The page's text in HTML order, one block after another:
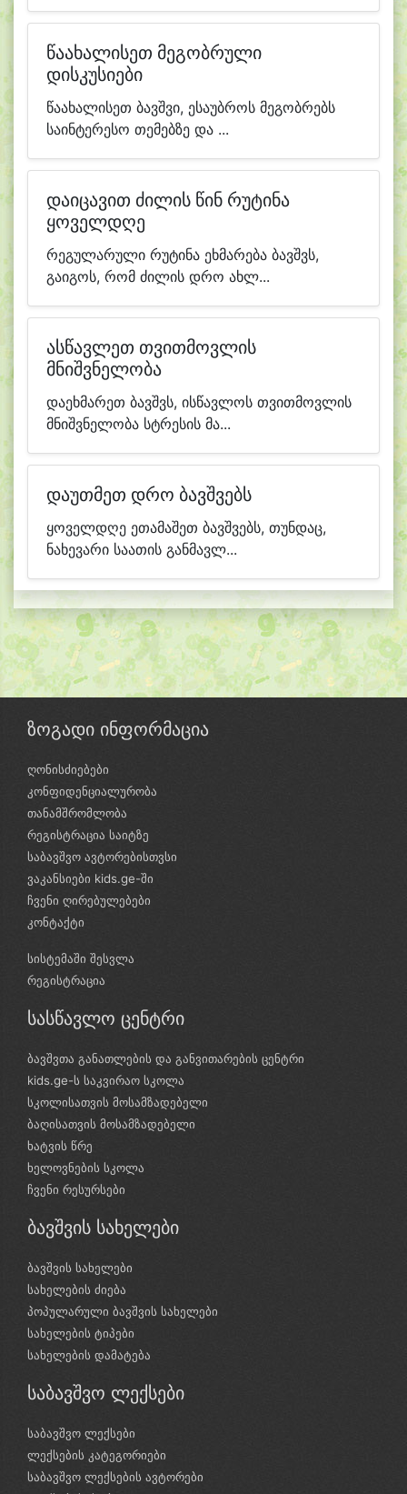
წაახალისეთ მეგობრული
დისკუსიები
წაახალისეთ ბავშვი, ესაუბროს მეგობრებს
საინტერესო თემებზე და ...
დაიცავით ძილის წინ რუტინა
ყოველდღე
რეგულარული რუტინა ეხმარება ბავშვს,
გაიგოს, რომ ძილის დრო ახლ...
ასწავლეთ თვითმოვლის
მნიშვნელობა
დაეხმარეთ ბავშვს, ისწავლოს თვითმოვლის
მნიშვნელობა სტრესის მა...
დაუთმეთ დრო ბავშვებს
ყოველდღე ეთამაშეთ ბავშვებს, თუნდაც,
ნახევარი საათის განმავლ...
ზოგადი ინფორმაცია
ღონისძიებები
კონფიდენციალურობა
თანამშრომლობა
რეგისტრაცია საიტზე
საბავშვო ავტორებისთვსი
ვაკანსიები kids.ge-ში
ჩვენი ღირებულებები
კონტაქტი
სისტემაში შესვლა
რეგისტრაცია
სასწავლო ცენტრი
ბავშვთა განათლების და განვითარების ცენტრი
kids.ge-ს საკვირაო სკოლა
სკოლისათვის მოსამზადებელი
ბაღისათვის მოსამზადებელი
ხატვის წრე
ხელოვნების სკოლა
ჩვენი რესურსები
ბავშვის სახელები
ბავშვის სახელები
სახელების ძიება
პოპულარული ბავშვის სახელები
სახელების ტიპები
სახელების დამატება
საბავშვო ლექსები
საბავშვო ლექსები
ლექსების კატეგორიები
საბავშვო ლექსების ავტორები